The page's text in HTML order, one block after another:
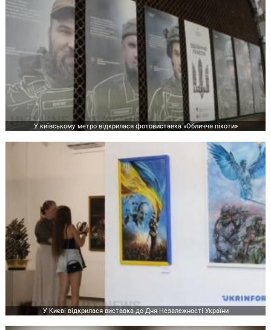
У київському метро відкрилася фотовиставка «Обличчя піхоти»
У Києві відкрилася виставка до Дня Незалежності України